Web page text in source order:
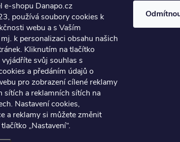
e-shopu Danapo.cz
používá soubory cookies k
webu a s Vaším
k personalizaci obsahu našich
Kliknutím na tlačítko
vyjádříte svůj souhlas s
a předáním údajů o
pro zobrazení cílené reklamy
sítích a reklamních sítích na
Nastavení cookies,
a reklamy si můžete změnit
„Nastavení“.
446
446
Hodnocení obchodu
Obchodní podmínky
Reklamace a výměna zboží
Podmínky ochrany osobních
údajů
Soubory cookies
Napište nám
Jak nakupovat? / How to
shop?